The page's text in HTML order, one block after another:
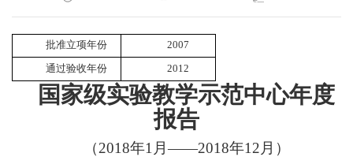
批准立项年份 2007
通过验收年份 2012
国家级实验教学示范中心年度
报告
（2018年1 月——2018年12 月）